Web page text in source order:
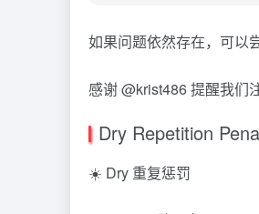
如果问题依然存在，可以
感谢 @krist486 提醒我们
Dry Repetition
☀️ Dry 重复惩罚